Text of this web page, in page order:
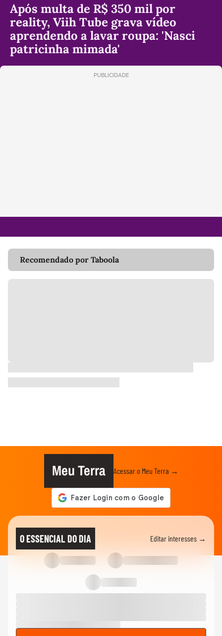
Após multa de R$ 350 mil por
reality, Viih Tube grava vídeo
aprendendo a lavar roupa: 'Nasci
patricinha mimada'
PUBLICIDADE
Recomendado por Taboola
Meu Terra Acessar o Meu Terra →
O ESSENCIAL DO DIA Editar interesses →